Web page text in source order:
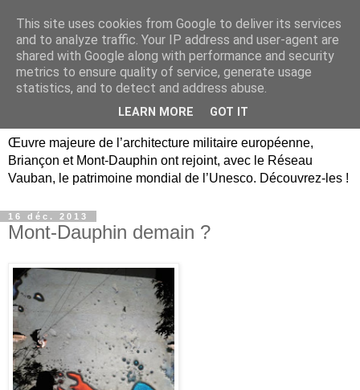
Briançon, Mont-Dauphin,
Vauban Unesco Hautes-
Œuvre majeure de l’architecture militaire européenne,
Briançon et Mont-Dauphin ont rejoint, avec le Réseau
Vauban, le patrimoine mondial de l’Unesco. Découvrez-les !
16 déc. 2013
Mont-Dauphin demain ?
This site uses cookies from Google to deliver its services
and to analyze traffic. Your IP address and user-agent are
shared with Google along with performance and security
metrics to ensure quality of service, generate usage
statistics, and to detect and address abuse.
LEARN MORE GOT IT